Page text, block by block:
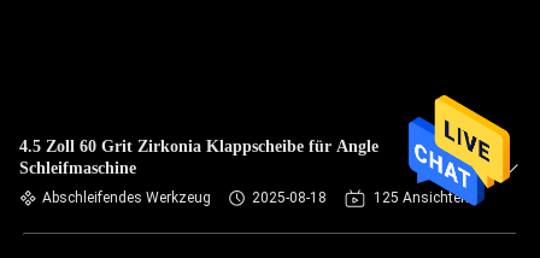
4.5 Zoll 60 Grit Zirkonia Klappscheibe für Angle
Schleifmaschine
Abschleifendes Werkzeug 2025-08-18 125 Ansichten